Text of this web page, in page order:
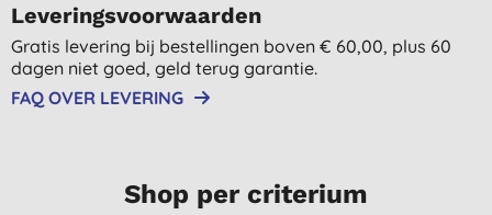
Leveringsvoorwaarden
Gratis levering bij bestellingen boven € 60,00, plus 60
dagen niet goed, geld terug garantie.
FAQ OVER LEVERING
Shop per criterium